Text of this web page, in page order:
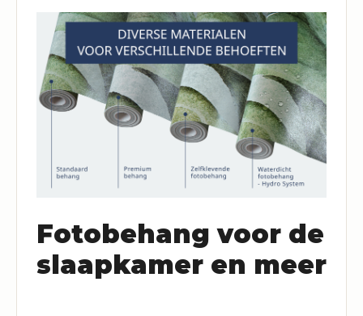
Fotobehang voor de
slaapkamer en meer